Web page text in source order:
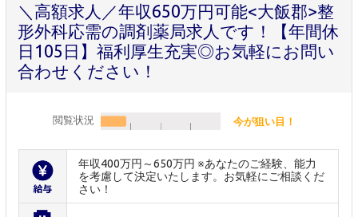
＼高額求人／年収650万円可能<大飯郡>整
形外科応需の調剤薬局求人です！【年間休
日105日】福利厚生充実◎お気軽にお問い
合わせください！
閲覧状況 今が狙い目！
年収400万円～650万円 ※あなたのご経験、能力
を考慮して決定いたします。お気軽にご相談くだ
さい！